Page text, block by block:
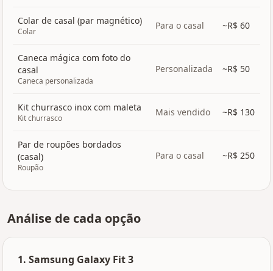
Colar de casal (par magnético)
Colar
Para o casal ~R$ 60
Caneca mágica com foto do
casal
Caneca personalizada
Personalizada ~R$ 50
Kit churrasco inox com maleta
Kit churrasco
Mais vendido ~R$ 130
Par de roupões bordados
(casal)
Roupão
Para o casal ~R$ 250
Análise de cada opção
1. Samsung Galaxy Fit 3